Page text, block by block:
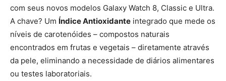
com seus novos modelos Galaxy Watch 8, Classic e Ultra.
A chave? Um Índice Antioxidante integrado que mede os
níveis de carotenóides – compostos naturais
encontrados em frutas e vegetais – diretamente através
da pele, eliminando a necessidade de diários alimentares
ou testes laboratoriais.